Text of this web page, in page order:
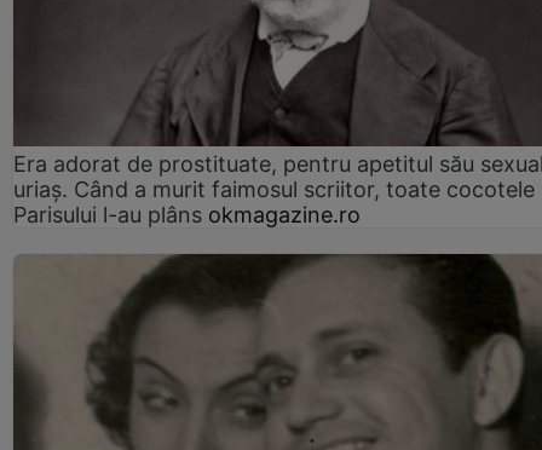
Era adorat de prostituate, pentru apetitul său
uriaș. Când a murit faimosul scriitor, toate cocotele
Parisului l-au plâns okmagazine.ro